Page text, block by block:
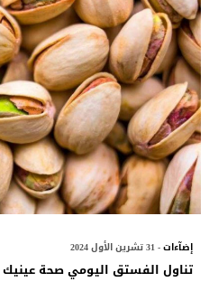
إضآءات- 31 تشرين الأول 2024
تناول الفستق اليومي صحة